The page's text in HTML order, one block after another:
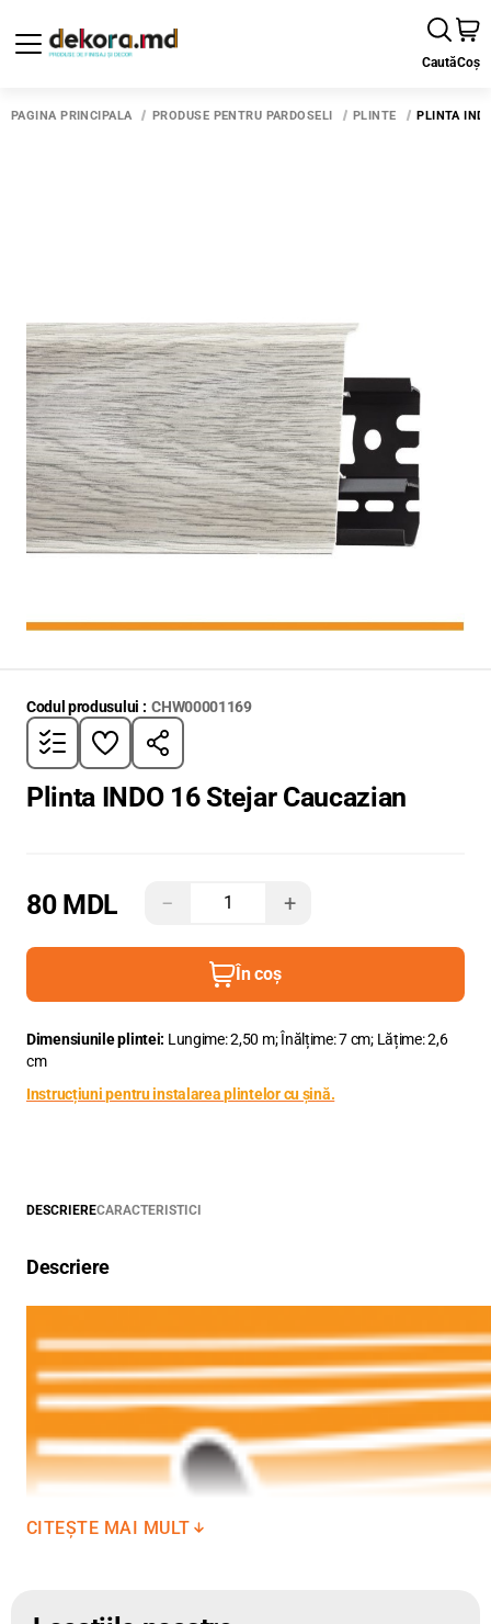
CautăCoș
PAGINA PRINCIPALĂ PRODUSE PENTRU PARDOSELI PLINTE PLINTA
Codul produsului : CHW00001169
Plinta INDO 16 Stejar Caucazian
80 MDL − +
În coș
Dimensiunile plintei: Lungime: 2,50 m; Înălțime: 7 cm; Lățime: 2,6
cm
Instrucțiuni pentru instalarea plintelor cu șină.
DESCRIERECARACTERISTICI
Descriere
CITEȘTE MAI MULT